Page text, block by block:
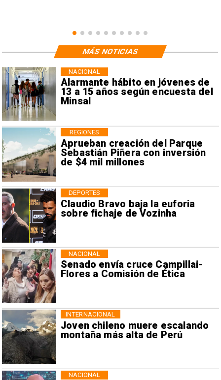
Alarmante hábito en jóvenes de
13 a 15 años según encuesta del
Minsal
NACIONAL
Aprueban creación del Parque
Sebastián Piñera con inversión
de $4 mil millones
REGIONES
Claudio Bravo baja la euforia
sobre fichaje de Vozinha
DEPORTES
Senado envía cruce Campillai-
Flores a Comisión de Ética
NACIONAL
Joven chileno muere escalando
montaña más alta de Perú
INTERNACIONAL
NACIONAL
MÁS NOTICIAS